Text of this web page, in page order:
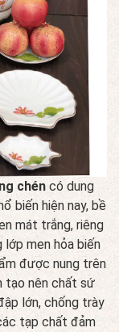
chén có dung
biến hiện nay, bề
mát trắng, riêng
men hỏa biến
được nung trên
tạo nên chất sứ
lớn, chống trày
tạp chất đảm